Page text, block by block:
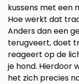
Hoe werkt dat
Anders dan een
terugveert, doet
reageert op de
je hond. Hierdoor
het zich precies